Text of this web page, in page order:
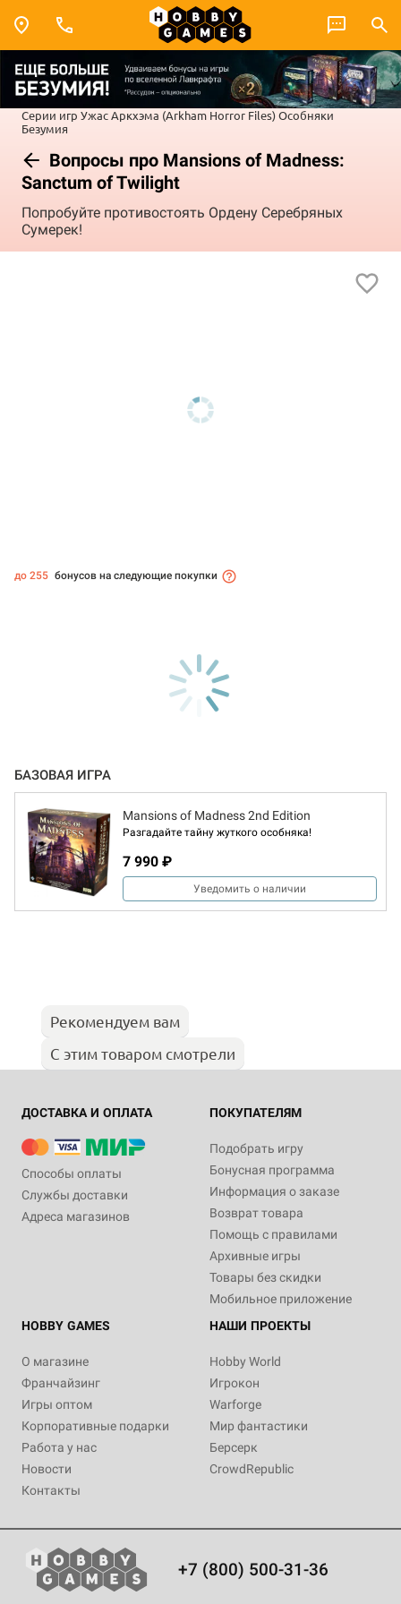
Серии игр Ужас Аркхэма (Arkham Horror Files)Особняки
Безумия
Вопросы про Mansions of Madness:
Sanctum of Twilight
Попробуйте противостоять Ордену Серебряных
Сумерек!
до 255 бонусов на следующие покупки
БАЗОВАЯ ИГРА
Mansions of Madness 2nd Edition
Разгадайте тайну жуткого особняка!
7 990 ₽
Уведомить о наличии
Рекомендуем вам
С этим товаром смотрели
ДОСТАВКА И ОПЛАТА
Способы оплаты
Службы доставки
Адреса магазинов
ПОКУПАТЕЛЯМ
Подобрать игру
Бонусная программа
Информация о заказе
Возврат товара
Помощь с правилами
Архивные игры
Товары без скидки
Мобильное приложение
HOBBY GAMES
О магазине
Франчайзинг
Игры оптом
Корпоративные подарки
Работа у нас
Новости
Контакты
НАШИ ПРОЕКТЫ
Hobby World
Игрокон
Warforge
Мир фантастики
Берсерк
CrowdRepublic
+7 (800) 500-31-36